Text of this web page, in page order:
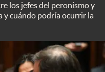
los jefes del peronismo y
y cuándo podría ocurrir la